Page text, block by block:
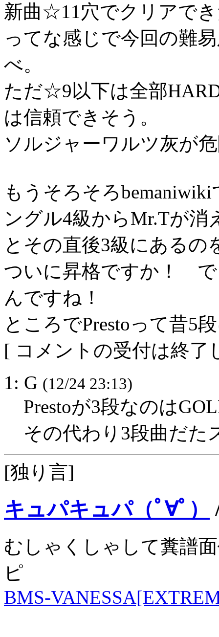
新曲☆11穴でクリアで
ってな感じで今回の難
べ。
ただ☆9以下は全部
は信頼できそう。
ソルジャーワルツ灰が
もうそろそろ
ングル4級からMr.Tが消
とその直後3級にあるの
ついに昇格ですか！
んですね！
ところでPrestoって昔5
[ コメントの受付は終了
1: G (12/24 23:13)
Prestoが3段なのは
その代わり3段曲だた
[独り言]
キュパキュパ（ﾟ∀ﾟ）
むしゃくしゃして糞譜
ピ
BMS-